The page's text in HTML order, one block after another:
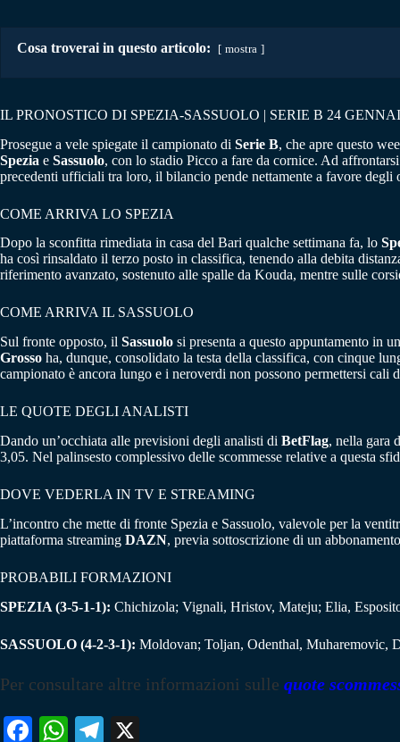
Cosa troverai in questo articolo: mostra
IL PRONOSTICO DI SPEZIA-SASSUOLO | SERIE B 24
Prosegue a vele spiegate il campionato di Serie B, che apre questo
Spezia e Sassuolo, con lo stadio Picco a fare da cornice. Ad
precedenti ufficiali tra loro, il bilancio pende nettamente a favore
COME ARRIVA LO SPEZIA
Dopo la sconfitta rimediata in casa del Bari qualche settimana fa, lo
ha così rinsaldato il terzo posto in classifica, tenendo alla debita
riferimento avanzato, sostenuto alle spalle da Kouda, mentre sulle
COME ARRIVA IL SASSUOLO
Sul fronte opposto, il Sassuolo si presenta a questo appuntamento in
Grosso ha, dunque, consolidato la testa della classifica, con cinque
campionato è ancora lungo e i neroverdi non possono permettersi
LE QUOTE DEGLI ANALISTI
Dando un’occhiata alle previsioni degli analisti di BetFlag, nella gara
3,05. Nel palinsesto complessivo delle scommesse relative a questa
DOVE VEDERLA IN TV E STREAMING
L’incontro che mette di fronte Spezia e Sassuolo, valevole per la
piattaforma streaming DAZN, previa sottoscrizione di un
PROBABILI FORMAZIONI
SPEZIA (3-5-1-1): Chichizola; Vignali, Hristov, Mateju; Elia,
SASSUOLO (4-2-3-1): Moldovan; Toljan, Odenthal, Muharemovic,
Per consultare altre informazioni sulle quote
Fa W
Te